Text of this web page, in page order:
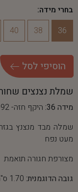
בחרי מידה:
36
38
40
הוסיפי לסל
שמלת נצנצים
מידה 36:
היקף חזה- 90-92 ס"מ, היקף מותן- 68 ס"מ
שמלה מבד מנצנץ
מעט נפח
מצורפת חגורה תואמת
גובה הדוגמנית: 1.70 ס"מ